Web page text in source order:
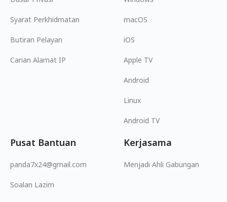
Syarat Perkhidmatan
Butiran Pelayan
Carian Alamat IP
macOS
iOS
Apple TV
Android
Linux
Android TV
Pusat Bantuan
panda7x24@gmail.com
Soalan Lazim
Kerjasama
Menjadi Ahli Gabungan